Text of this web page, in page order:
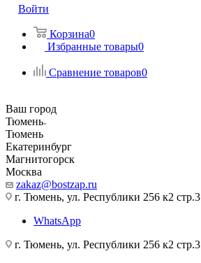
Войти
Корзина0
Избранные товары0
Сравнение товаров0
Ваш город
Тюмень
Тюмень
Екатеринбург
Магнитогорск
Москва
zakaz@bostzap.ru
г. Тюмень, ул. Республики 256 к2 стр.3
WhatsApp
г. Тюмень, ул. Республики 256 к2 стр.3